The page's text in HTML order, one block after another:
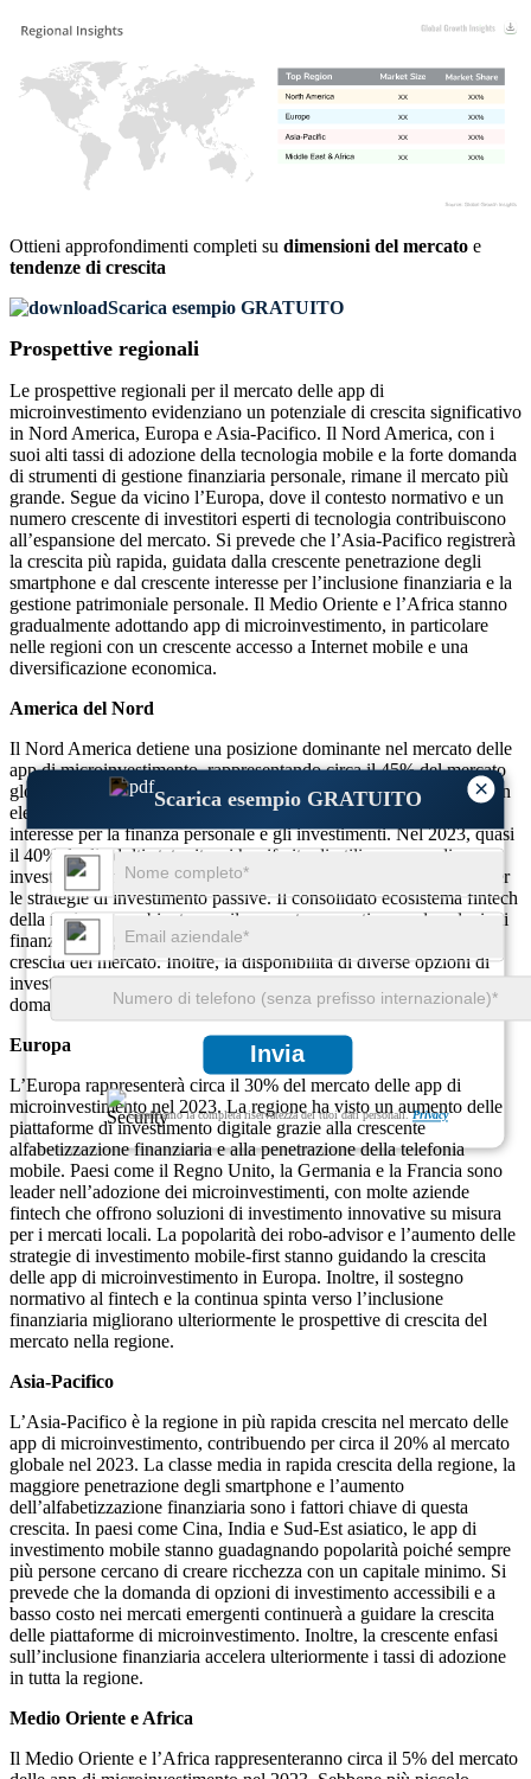
×
Scarica esempio GRATUITO
Invia
Garantiamo la completa riservatezza dei tuoi dati personali.Privacy
XX%
XX
XX%
XX
XX%
XX
XX%
XX
Ottieni approfondimenti completi su dimensioni del mercato e
tendenze di crescita
Scarica esempio GRATUITO
Prospettive regionali
Le prospettive regionali per il mercato delle app di
microinvestimento evidenziano un potenziale di crescita significativo
in Nord America, Europa e Asia-Pacifico. Il Nord America, con i
suoi alti tassi di adozione della tecnologia mobile e la forte domanda
di strumenti di gestione finanziaria personale, rimane il mercato più
grande. Segue da vicino l’Europa, dove il contesto normativo e un
numero crescente di investitori esperti di tecnologia contribuiscono
all’espansione del mercato. Si prevede che l’Asia-Pacifico registrerà
la crescita più rapida, guidata dalla crescente penetrazione degli
smartphone e dal crescente interesse per l’inclusione finanziaria e la
gestione patrimoniale personale. Il Medio Oriente e l’Africa stanno
gradualmente adottando app di microinvestimento, in particolare
nelle regioni con un crescente accesso a Internet mobile e una
diversificazione economica.
America del Nord
Il Nord America detiene una posizione dominante nel mercato delle
app di microinvestimento, rappresentando circa il 45% del mercato
globale nel 2023. Gli Stati Uniti sono il mercato più grande, con un
elevato livello di penetrazione delle app mobili e un crescente
interesse per la finanza personale e gli investimenti. Nel 2023, quasi
il 40% degli adulti statunitensi ha riferito di utilizzare app di
investimento mobili, spinti dal crescente interesse dei millennial per
le strategie di investimento passive. Il consolidato ecosistema fintech
della regione, combinato con il supporto normativo per le soluzioni
finanziarie digitali, rende il Nord America un motore chiave della
crescita del mercato. Inoltre, la disponibilità di diverse opzioni di
investimento sulle piattaforme mobili continua ad alimentare la
domanda.
Europa
L’Europa rappresenterà circa il 30% del mercato delle app di
microinvestimento nel 2023. La regione ha visto un aumento delle
piattaforme di investimento digitale grazie alla crescente
alfabetizzazione finanziaria e alla penetrazione della telefonia
mobile. Paesi come il Regno Unito, la Germania e la Francia sono
leader nell’adozione dei microinvestimenti, con molte aziende
fintech che offrono soluzioni di investimento innovative su misura
per i mercati locali. La popolarità dei robo-advisor e l’aumento delle
strategie di investimento mobile-first stanno guidando la crescita
delle app di microinvestimento in Europa. Inoltre, il sostegno
normativo al fintech e la continua spinta verso l’inclusione
finanziaria migliorano ulteriormente le prospettive di crescita del
mercato nella regione.
Asia-Pacifico
L’Asia-Pacifico è la regione in più rapida crescita nel mercato delle
app di microinvestimento, contribuendo per circa il 20% al mercato
globale nel 2023. La classe media in rapida crescita della regione, la
maggiore penetrazione degli smartphone e l’aumento
dell’alfabetizzazione finanziaria sono i fattori chiave di questa
crescita. In paesi come Cina, India e Sud-Est asiatico, le app di
investimento mobile stanno guadagnando popolarità poiché sempre
più persone cercano di creare ricchezza con un capitale minimo. Si
prevede che la domanda di opzioni di investimento accessibili e a
basso costo nei mercati emergenti continuerà a guidare la crescita
delle piattaforme di microinvestimento. Inoltre, la crescente enfasi
sull’inclusione finanziaria accelera ulteriormente i tassi di adozione
in tutta la regione.
Medio Oriente e Africa
Il Medio Oriente e l’Africa rappresenteranno circa il 5% del mercato